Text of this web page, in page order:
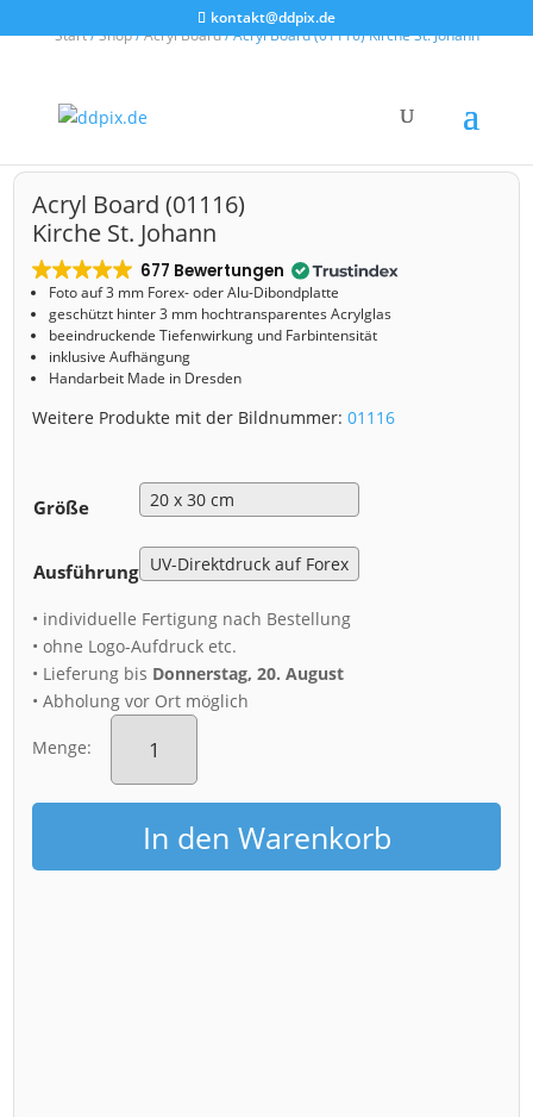
kontakt@ddpix.de
Start/Shop/Acryl Board/ Acryl Board (01116) Kirche St. Johann
Acryl Board (01116)
Kirche St. Johann
677 Bewertungen
Foto auf 3 mm Forex- oder Alu-Dibondplatte
geschützt hinter 3 mm hochtransparentes Acrylglas
beeindruckende Tiefenwirkung und Farbintensität
inklusive Aufhängung
Handarbeit Made in Dresden
Weitere Produkte mit der Bildnummer:01116
Größe
Ausführung
• individuelle Fertigung nach Bestellung
• ohne Logo-Aufdruck etc.
• Lieferung bis Donnerstag, 20. August
• Abholung vor Ort möglich
Menge:
Acryl
Board
Kirche
St.
Johann
MengeIn den Warenkorb